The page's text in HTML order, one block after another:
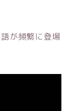
が頻繁に登場